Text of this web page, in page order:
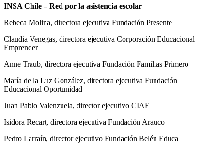
INSA Chile – Red por la asistencia escolar
Rebeca Molina, directora ejecutiva Fundación Presente
Claudia Venegas, directora ejecutiva Corporación Educacional
Emprender
Anne Traub, directora ejecutiva Fundación Familias Primero
María de la Luz González, directora ejecutiva Fundación
Educacional Oportunidad
Juan Pablo Valenzuela, director ejecutivo CIAE
Isidora Recart, directora ejecutiva Fundación Arauco
Pedro Larraín, director ejecutivo Fundación Belén Educa